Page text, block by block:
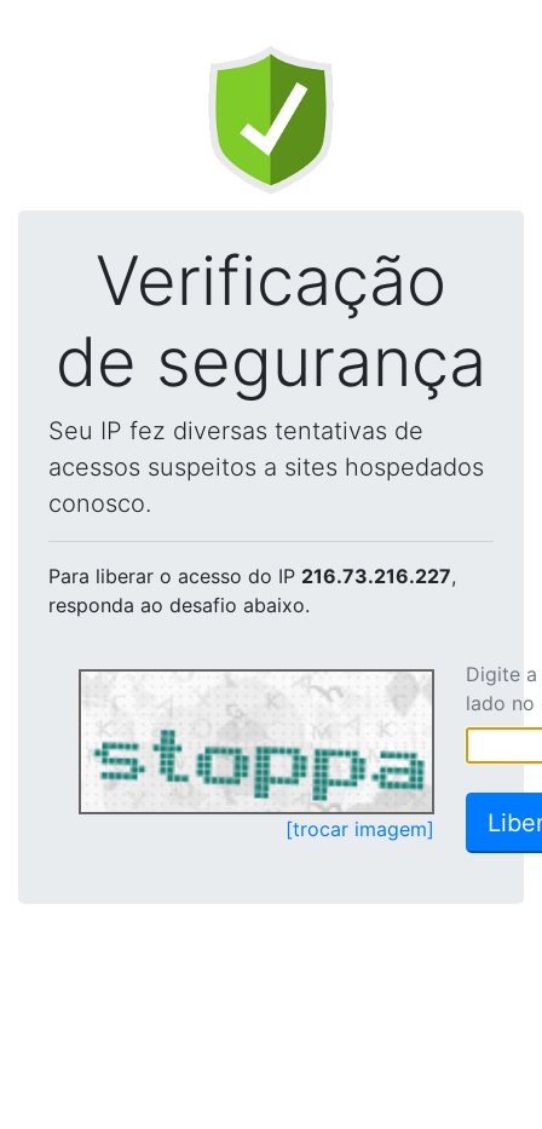
Verificação
de segurança
Seu IP fez diversas tentativas de
acessos suspeitos a sites hospedados
conosco.
Para liberar o acesso do IP 216.73.216.227,
responda ao desafio abaixo.
[trocar imagem]
Digite
lado no